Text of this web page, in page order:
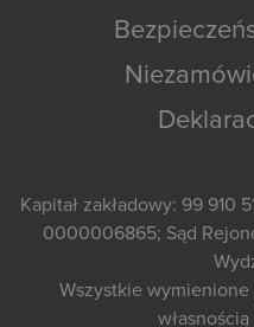
Kapitał zakładowy: 99 910
0000006865; Sąd
Wszystkie